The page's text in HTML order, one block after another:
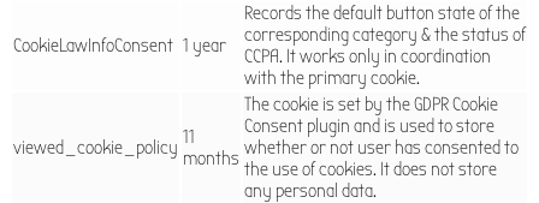
CookieLawInfoConsent 1 year
Records the default button state of the
corresponding category & the status of
CCPA. It works only in coordination
with the primary cookie.
viewed_cookie_policy 11
months
The cookie is set by the GDPR Cookie
Consent plugin and is used to store
whether or not user has consented to
the use of cookies. It does not store
any personal data.